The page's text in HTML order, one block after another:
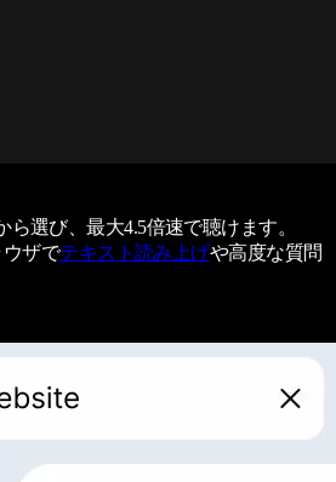
ら選び、最大4.5倍速で聴けます。
ウザでテキスト読み上げや高度な質問